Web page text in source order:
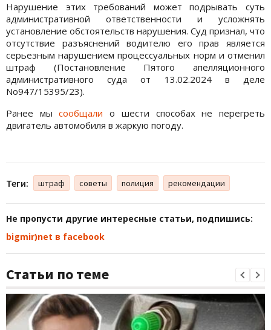
Нарушение этих требований может подрывать суть
административной ответственности и усложнять
установление обстоятельств нарушения. Суд признал, что
отсутствие разъяснений водителю его прав является
серьезным нарушением процессуальных норм и отменил
штраф (Постановление Пятого апелляционного
административного суда от 13.02.2024 в деле
No947/15395/23).
Ранее мысообщали о шести способах не перегреть
двигатель автомобиля в жаркую погоду.
Теги: штраф советы полиция рекомендации
Не пропусти другие интересные статьи, подпишись:
bigmir)net в facebook
Статьи по теме